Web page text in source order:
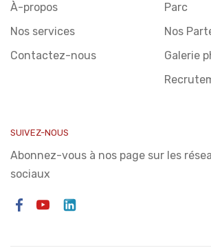
À-propos
Nos services
Contactez-nous
Parc
Nos
Galerie
SUIVEZ-NOUS
Abonnez-vous à nos page sur les
sociaux